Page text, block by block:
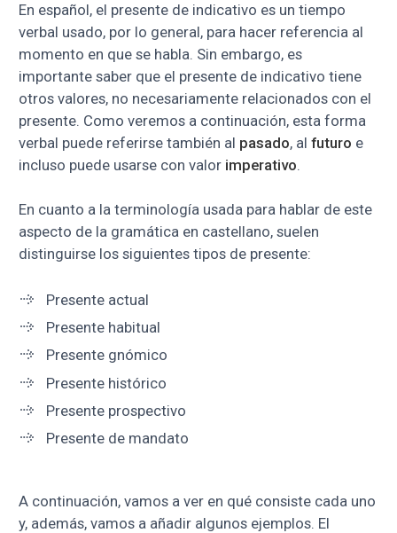
En español, el presente de indicativo es un tiempo
verbal usado, por lo general, para hacer referencia al
momento en que se habla. Sin embargo, es
importante saber que el presente de indicativo tiene
otros valores, no necesariamente relacionados con el
presente. Como veremos a continuación, esta forma
verbal puede referirse también al pasado, al futuro e
incluso puede usarse con valor imperativo.
En cuanto a la terminología usada para hablar de este
aspecto de la gramática en castellano, suelen
distinguirse los siguientes tipos de presente:
Presente actual
Presente habitual
Presente gnómico
Presente histórico
Presente prospectivo
Presente de mandato
A continuación, vamos a ver en qué consiste cada uno
y, además, vamos a añadir algunos ejemplos. El